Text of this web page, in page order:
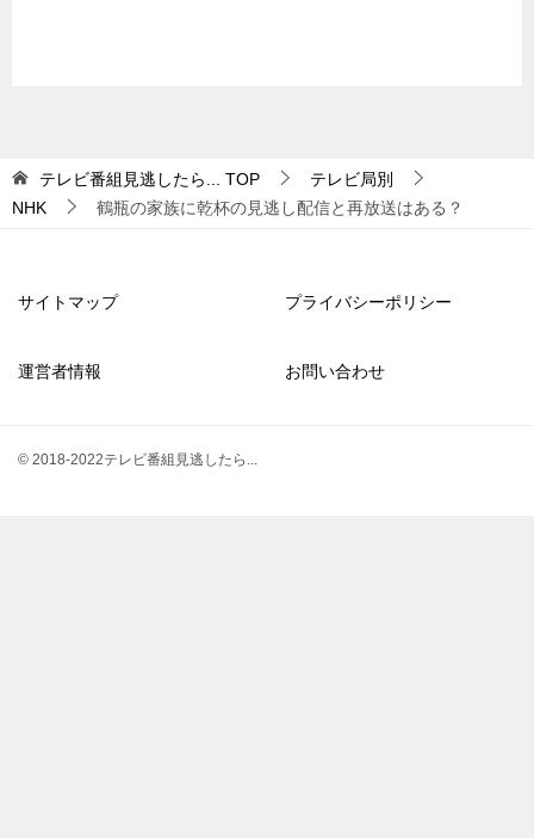
テレビ番組見逃したら... TOP
テレビ局別
NHK
鶴瓶の家族に乾杯の見逃し配信と再放送はある？
サイトマップ プライバシーポリシー
運営者情報 お問い合わせ
© 2018-2022テレビ番組見逃したら...